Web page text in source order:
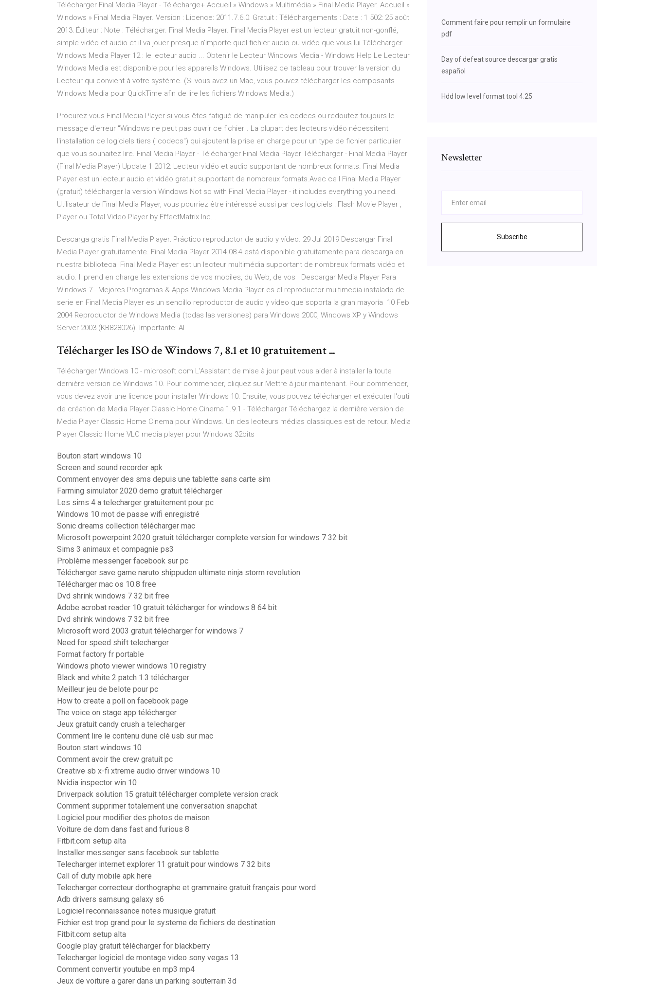
Télécharger Final Media Player - Télécharge+ Accueil » Windows » Multimédia » Final Media Player. Accueil »
Windows » Final Media Player. Version : Licence: 2011.7.6.0: Gratuit : Téléchargements : Date : 1 502: 25 août
2013: Éditeur : Note : Télécharger. Final Media Player. Final Media Player est un lecteur gratuit non-gonflé,
simple vidéo et audio et il va jouer presque n’importe quel fichier audio ou vidéo que vous lui Télécharger
Windows Media Player 12 : le lecteur audio ... Obtenir le Lecteur Windows Media - Windows Help Le Lecteur
Windows Media est disponible pour les appareils Windows. Utilisez ce tableau pour trouver la version du
Lecteur qui convient à votre système. (Si vous avez un Mac, vous pouvez télécharger les composants
Windows Media pour QuickTime afin de lire les fichiers Windows Media.)
Procurez-vous Final Media Player si vous êtes fatigué de manipuler les codecs ou redoutez toujours le
message d'erreur "Windows ne peut pas ouvrir ce fichier". La plupart des lecteurs vidéo nécessitent
l'installation de logiciels tiers ("codecs") qui ajoutent la prise en charge pour un type de fichier particulier
que vous souhaitez lire. Final Media Player - Télécharger Final Media Player Télécharger - Final Media Player
(Final Media Player) Update 1 2012: Lecteur vidéo et audio supportant de nombreux formats. Final Media
Player est un lecteur audio et vidéo gratuit supportant de nombreux formats.Avec ce l Final Media Player
(gratuit) télécharger la version Windows Not so with Final Media Player - it includes everything you need.
Utilisateur de Final Media Player, vous pourriez être intéressé aussi par ces logiciels : Flash Movie Player ,
Player ou Total Video Player by EffectMatrix Inc. .
Descarga gratis Final Media Player: Práctico reproductor de audio y vídeo. 29 Jul 2019 Descargar Final
Media Player gratuitamente. Final Media Player 2014.08.4 está disponible gratuitamente para descarga en
nuestra biblioteca Final Media Player est un lecteur multimédia supportant de nombreux formats vidéo et
audio. Il prend en charge les extensions de vos mobiles, du Web, de vos Descargar Media Player Para
Windows 7 - Mejores Programas & Apps Windows Media Player es el reproductor multimedia instalado de
serie en Final Media Player es un sencillo reproductor de audio y vídeo que soporta la gran mayoría 10 Feb
2004 Reproductor de Windows Media (todas las versiones) para Windows 2000, Windows XP y Windows
Server 2003 (KB828026). Importante: Al
Télécharger les ISO de Windows 7, 8.1 et 10 gratuitement ...
Télécharger Windows 10 - microsoft.com L'Assistant de mise à jour peut vous aider à installer la toute
dernière version de Windows 10. Pour commencer, cliquez sur Mettre à jour maintenant. Pour commencer,
vous devez avoir une licence pour installer Windows 10. Ensuite, vous pouvez télécharger et exécuter l'outil
de création de Media Player Classic Home Cinema 1.9.1 - Télécharger Téléchargez la dernière version de
Media Player Classic Home Cinema pour Windows. Un des lecteurs médias classiques est de retour. Media
Player Classic Home VLC media player pour Windows 32bits
Bouton start windows 10
Screen and sound recorder apk
Comment envoyer des sms depuis une tablette sans carte sim
Farming simulator 2020 demo gratuit télécharger
Les sims 4 a telecharger gratuitement pour pc
Windows 10 mot de passe wifi enregistré
Sonic dreams collection télécharger mac
Microsoft powerpoint 2020 gratuit télécharger complete version for windows 7 32 bit
Sims 3 animaux et compagnie ps3
Problème messenger facebook sur pc
Télécharger save game naruto shippuden ultimate ninja storm revolution
Télécharger mac os 10.8 free
Dvd shrink windows 7 32 bit free
Adobe acrobat reader 10 gratuit télécharger for windows 8 64 bit
Dvd shrink windows 7 32 bit free
Microsoft word 2003 gratuit télécharger for windows 7
Need for speed shift telecharger
Format factory fr portable
Windows photo viewer windows 10 registry
Black and white 2 patch 1.3 télécharger
Meilleur jeu de belote pour pc
How to create a poll on facebook page
The voice on stage app télécharger
Jeux gratuit candy crush a telecharger
Comment lire le contenu dune clé usb sur mac
Bouton start windows 10
Comment avoir the crew gratuit pc
Creative sb x-fi xtreme audio driver windows 10
Nvidia inspector win 10
Driverpack solution 15 gratuit télécharger complete version crack
Comment supprimer totalement une conversation snapchat
Logiciel pour modifier des photos de maison
Voiture de dom dans fast and furious 8
Fitbit.com setup alta
Installer messenger sans facebook sur tablette
Telecharger internet explorer 11 gratuit pour windows 7 32 bits
Call of duty mobile apk here
Telecharger correcteur dorthographe et grammaire gratuit français pour word
Adb drivers samsung galaxy s6
Logiciel reconnaissance notes musique gratuit
Fichier est trop grand pour le systeme de fichiers de destination
Fitbit.com setup alta
Google play gratuit télécharger for blackberry
Telecharger logiciel de montage video sony vegas 13
Comment convertir youtube en mp3 mp4
Jeux de voiture a garer dans un parking souterrain 3d
Comment faire pour remplir un formulaire
pdf
Day of defeat source descargar gratis
español
Hdd low level format tool 4.25
Newsletter
Subscribe